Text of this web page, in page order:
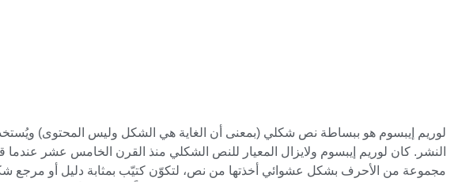
لوريم إيبسوم هو ببساطة نص شكلي (بمعنى أن الغاية هي الشكل وليس المحتوى)
النشر. كان لوريم إيبسوم ولايزال المعيار للنص الشكلي منذ القرن الخامس عشر
مجموعة من الأحرف بشكل عشوائي أخذتها من نص، لتكوّن كتيّب بمثابة دليل أو مرجع